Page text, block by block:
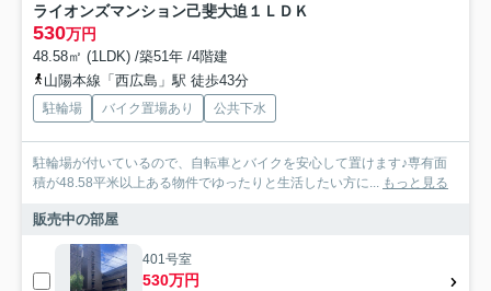
ライオンズマンション己斐大迫１ＬＤＫ
530万円
48.58㎡ (1LDK) /築51年 /4階建
山陽本線「西広島」駅 徒歩43分
駐輪場 バイク置場あり 公共下水
駐輪場が付いているので、自転車とバイクを安心して置けます♪専有面
積が48.58平米以上ある物件でゆったりと生活したい方に...
もっと見る
販売中の部屋
401号室
530万円